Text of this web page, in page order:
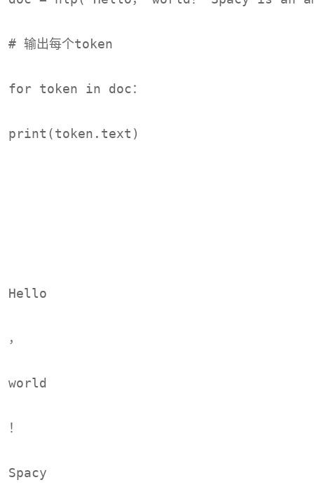
# 输出每个token
for token in doc：
print(token.text)
Hello
，
world
！
Spacy